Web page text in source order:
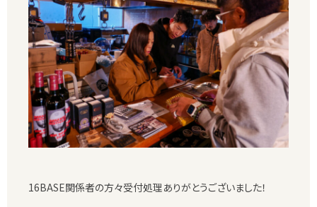
16BASE関係者の方々受付処理ありがとうございました！